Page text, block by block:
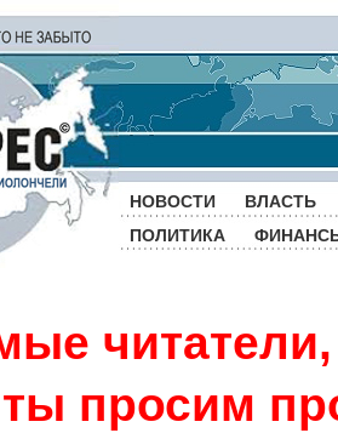
НОВОСТИ
ВЛАСТЬ
ПОЛИТИКА
просим